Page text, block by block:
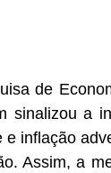
de
sinalizou a
e inflação
Assim, a